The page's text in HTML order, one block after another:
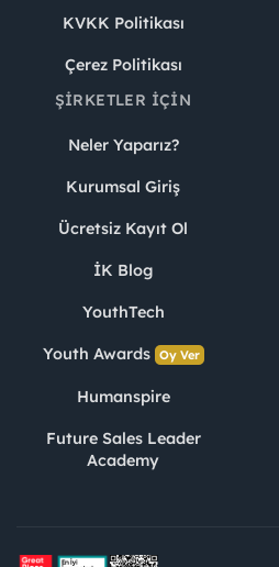
KVKK Politikası
Çerez Politikası
ŞIRKETLER İÇIN
Neler Yaparız?
Kurumsal Giriş
Ücretsiz Kayıt Ol
İK Blog
YouthTech
Youth Awards Oy Ver
Humanspire
Future Sales Leader
Academy